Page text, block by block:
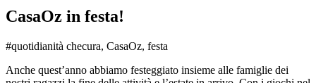
CasaOz in festa!
#quotidianità checura, CasaOz, festa
Anche quest’anno abbiamo festeggiato insieme alle famiglie dei